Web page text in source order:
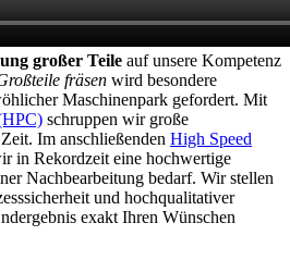
großer Teile auf unsere Kompetenz
fräsen wird besondere
Maschinenpark gefordert. Mit
schruppen wir große
Im anschließenden High Speed
in Rekordzeit eine hochwertige
Nachbearbeitung bedarf. Wir stellen
und hochqualitativer
exakt Ihren Wünschen